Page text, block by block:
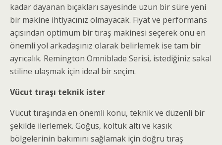
kadar dayanan bıçakları sayesinde uzun bir süre yeni
bir makine ihtiyacınız olmayacak. Fiyat ve performans
açısından optimum bir tıraş makinesi seçerek onu en
önemli yol arkadaşınız olarak belirlemek ise tam bir
ayrıcalık. Remington Omniblade Serisi, istediğiniz sakal
stiline ulaşmak için ideal bir seçim.
Vücut tıraşı teknik ister
Vücut tıraşında en önemli konu, teknik ve düzenli bir
şekilde ilerlemek. Göğüs, koltuk altı ve kasık
bölgelerinin bakımını sağlamak için doğru tıraş